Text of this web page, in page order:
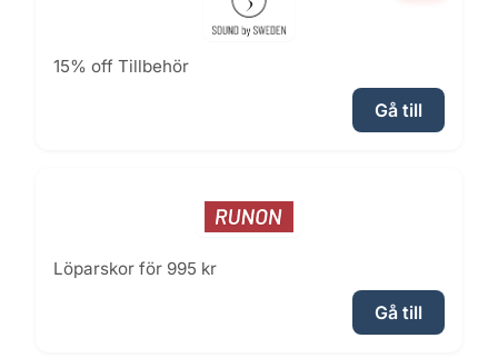
15% off Tillbehör
Gå till
Löparskor för 995 kr
Gå till